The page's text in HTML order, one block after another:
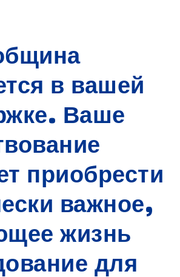
в вашей
Ваше
приобрести
важное,
жизнь
для